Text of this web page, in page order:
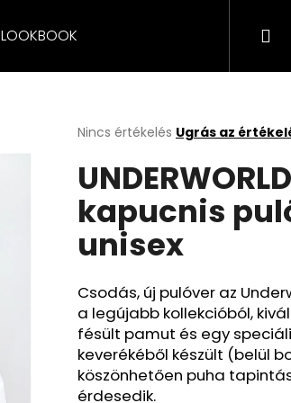
LOOKBOOK
A
átlagos
értékelése
5-
ből
0,0
csillag.
Nincs értékelés Ugrás az
kapucnis
unisex
Csodás, új pulóver az
a legújabb kollekcióból,
fésült pamut és egy
keverékéből készült (belül
köszönhetően puha
érdesedik.